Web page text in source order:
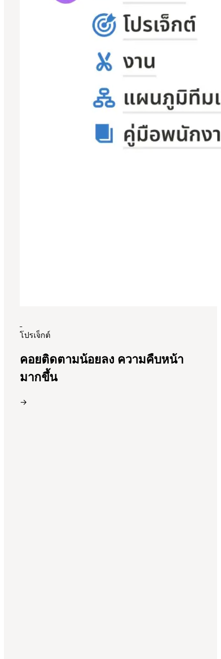
โปรเจ็กต์
คอยติดตามน้อยลง ความคืบหน้า
มากขึ้น
→